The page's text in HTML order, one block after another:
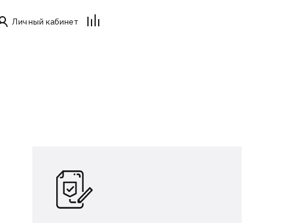
Личный кабинет